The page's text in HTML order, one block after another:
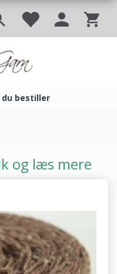
du bestiller
og læs mere